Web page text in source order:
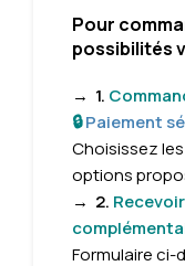
Pour
possibilités
→ 1.
🔒Paiement
Choisissez
options
→ 2.
Formulaireci-